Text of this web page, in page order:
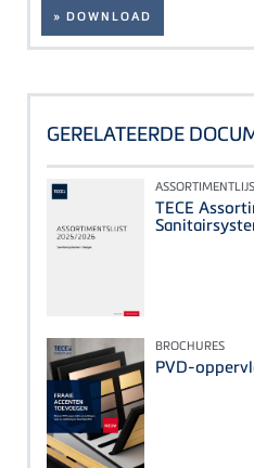
» DOWNLOAD
GERELATEERDE
TECE
BROCHURES
PVD-